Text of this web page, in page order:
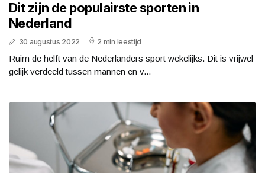
Dit zijn de populairste sporten in
Nederland
30 augustus 2022 2 min leestijd
Ruim de helft van de Nederlanders sport wekelijks. Dit is vrijwel
gelijk verdeeld tussen mannen en v...